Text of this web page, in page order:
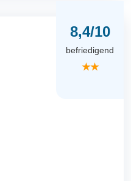
8,4/10
befriedigend
★★